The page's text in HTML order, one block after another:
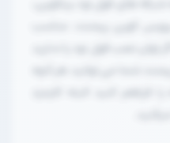
کوین پیمنت، مناسب
نصب فول نود را ندارید
شما می توانید هر آنچه
فراهم کنید البته کارمزد